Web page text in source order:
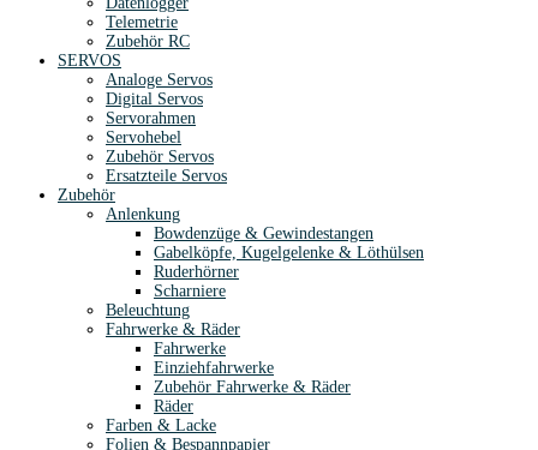
Telemetrie
Zubehör RC
SERVOS
Analoge Servos
Digital Servos
Servorahmen
Servohebel
Zubehör Servos
Ersatzteile Servos
Zubehör
Anlenkung
Bowdenzüge & Gewindestangen
Gabelköpfe, Kugelgelenke & Löthülsen
Ruderhörner
Scharniere
Beleuchtung
Fahrwerke & Räder
Fahrwerke
Einziehfahrwerke
Zubehör Fahrwerke & Räder
Räder
Farben & Lacke
Folien & Bespannpapier